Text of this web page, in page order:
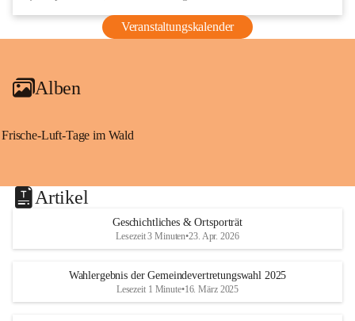
Veranstaltungskalender
Alben
Frische-Luft-Tage im Wald
Artikel
Geschichtliches & Ortsporträt
Lesezeit 3 Minuten•23. Apr. 2026
Wahlergebnis der Gemeindevertretungswahl 2025
Lesezeit 1 Minute•16. März 2025